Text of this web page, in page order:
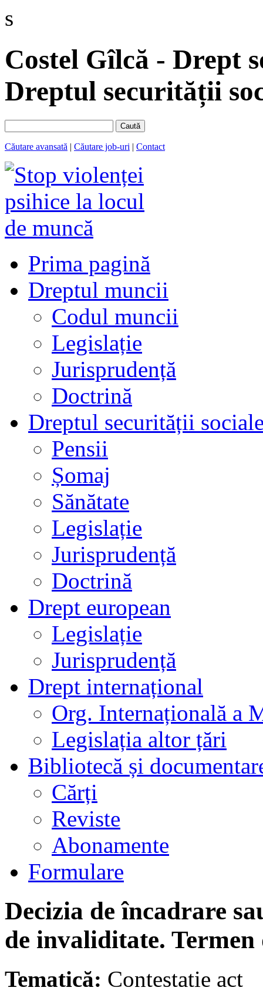
s
Costel Gîlcă - Drept
Dreptul securității
Caută
Căutare avansată | Căutare job-uri | Contact
Prima pagină
Dreptul muncii
Codul muncii
Legislație
Jurisprudență
Doctrină
Dreptul securității
Pensii
Șomaj
Sănătate
Legislație
Jurisprudență
Doctrină
Drept european
Legislație
Jurisprudență
Drept internațional
Org. Internațională a
Legislația altor țări
Bibliotecă și
Cărți
Reviste
Abonamente
Formulare
Decizia de încadrare
de invaliditate. Termen
Tematică: Contestatie act